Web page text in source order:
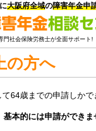
大阪府全域の障害年金申
門社会保険労務士が全面サポート!
の方へ
64歳までの申請しかで
基本的には申請ができ